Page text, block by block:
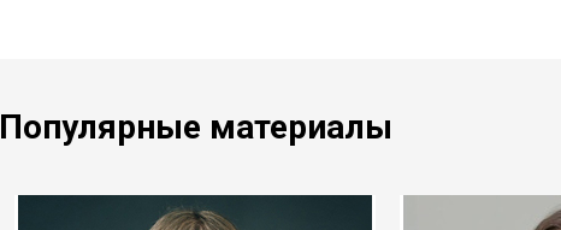
Популярные материалы